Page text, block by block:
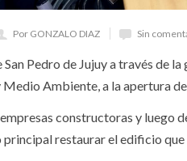
Por GONZALO DIAZ Sin
Pedro de Jujuy a través de
Ambiente, a la apertura
constructoras y luego
restaurar el edificio